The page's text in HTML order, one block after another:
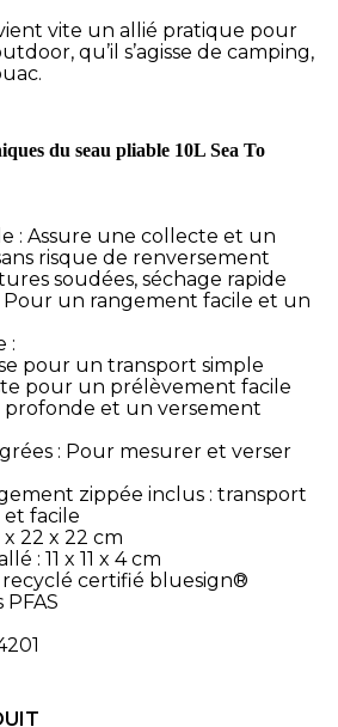
vite un allié pratique pour
qu’il s’agisse de camping,
du seau pliable 10L Sea To
: Assure une collecte et un
risque de renversement
soudées, séchage rapide
Pour un rangement facile et un
:
pour un transport simple
pour un prélèvement facile
profonde et un versement
: Pour mesurer et verser
zippée inclus : transport
facile
x 22 x 22 cm
: 11 x 11 x 4 cm
recyclé certifié bluesign®
PFAS